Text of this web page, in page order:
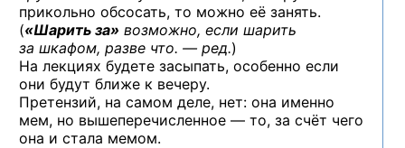
прикольно обсосать, то можно её занять.
(«Шарить за» возможно, если шарить
за шкафом, разве что. — ред.)
На лекциях будете засыпать, особенно если
они будут ближе к вечеру.
Претензий, на самом деле, нет: она именно
мем, но вышеперечисленное — то, за счёт чего
она и стала мемом.